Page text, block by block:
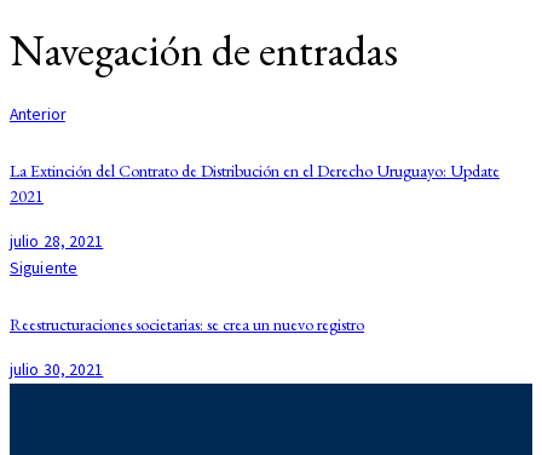
Navegación de entradas
Anterior
La Extinción del Contrato de Distribución en el Derecho Uruguayo: Update
2021
julio 28, 2021
Siguiente
Reestructuraciones societarias: se crea un nuevo registro
julio 30, 2021